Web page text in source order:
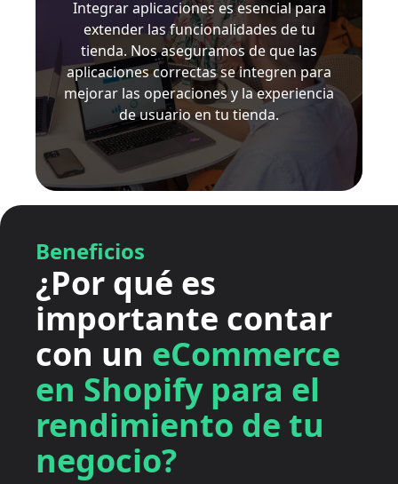
Integrar aplicaciones es esencial para
extender las funcionalidades de tu
tienda. Nos aseguramos de que las
aplicaciones correctas se integren para
mejorar las operaciones y la experiencia
de usuario en tu tienda.
Beneficios
¿Por qué es
importante contar
con un eCommerce
en Shopify para el
rendimiento de tu
negocio?